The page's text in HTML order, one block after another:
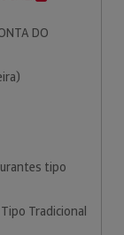
DO
tipo
Tradicional